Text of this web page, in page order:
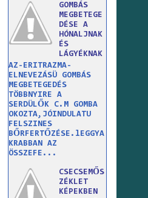
GOMBÁS
MEGBETEGE
DÉSE A
HÓNALJNAK
ÉS
LÁGYÉKNAK
AZ-ERITRAZMA-
ELNEVEZÁSÜ GOMBÁS
MEGBETEGEDÉS
TÖBBNYIRE A
SERDÜLŐK C.M GOMBA
OKOZTA,JÓINDULATU
FELSZINES
BŐRFERTŐZÉSE.lEGGYA
KRABBAN AZ
ÖSSZEFE...
CSECSEMŐS
ZÉKLET
KÉPEKBEN